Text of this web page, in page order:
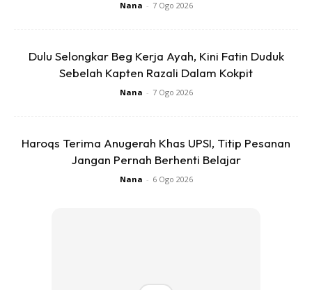
Nana - 7 Ogo 2026
Dulu Selongkar Beg Kerja Ayah, Kini Fatin Duduk
Sebelah Kapten Razali Dalam Kokpit
Nana - 7 Ogo 2026
Haroqs Terima Anugerah Khas UPSI, Titip Pesanan
Jangan Pernah Berhenti Belajar
Nana - 6 Ogo 2026